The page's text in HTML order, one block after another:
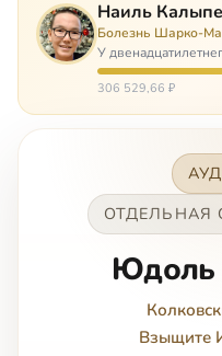
Наиль
Болезнь Шарко-
У
проблемы. Он болен
перед ним
306 529,66 ₽
ОТДЕЛЬНАЯ
Юдоль
Взыщите